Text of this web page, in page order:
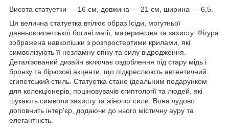
Висота статуетки — 16 см, довжина — 21 см, ширина — 6,5.
Ця велична статуетка втілює образ Ісіди, могутньої
давньоєгипетської богині магії, материнства та захисту. Фігура
зображена навколішки з розпростертими крилами, які
символізують її незламну опіку та силу відродження.
Деталізований дизайн включає оздоблення під стару мідь і
бронзу та бірюзові акценти, що підкреслюють автентичний
єгипетський стиль. Статуетка стане ідеальним подарунком
для колекціонерів, поціновувачів єгиптології та людей, які
шукають символи захисту та жіночої сили. Вона чудово
доповнить інтер'єр, додаючи до нього містичну ауру та
елегантність.